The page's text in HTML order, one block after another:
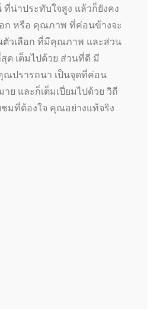
น่าประทับใจสูง แล้วก็ยังคง
ก หรือ คุณภาพ ที่ค่อนข้างจะ
ตัวเลือก ที่มีคุณภาพ และส่วน
ด เต็มไปด้วย ส่วนที่ดี มี
ณปรารถนา เป็นจุดที่ค่อน
ย และก็เต็มเปี่ยมไปด้วย วิถี
มที่ต้องใจ คุณอย่างแท้จริง